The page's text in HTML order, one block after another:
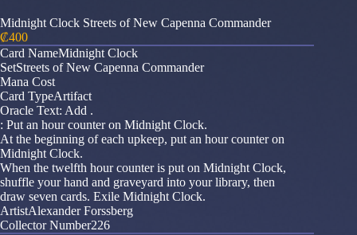
Midnight Clock Streets of New Capenna Commander
₡400
Card NameMidnight Clock
SetStreets of New Capenna Commander
Mana Cost
Card TypeArtifact
Oracle Text: Add .
: Put an hour counter on Midnight Clock.
At the beginning of each upkeep, put an hour counter on
Midnight Clock.
When the twelfth hour counter is put on Midnight Clock,
shuffle your hand and graveyard into your library, then
draw seven cards. Exile Midnight Clock.
ArtistAlexander Forssberg
Collector Number226